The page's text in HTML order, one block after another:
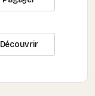
Découvrir